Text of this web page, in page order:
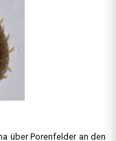
über Porenfelder an den